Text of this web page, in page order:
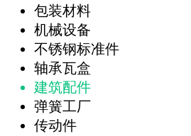
包装材料
机械设备
不锈钢标准件
轴承瓦盒
建筑配件
弹簧工厂
传动件